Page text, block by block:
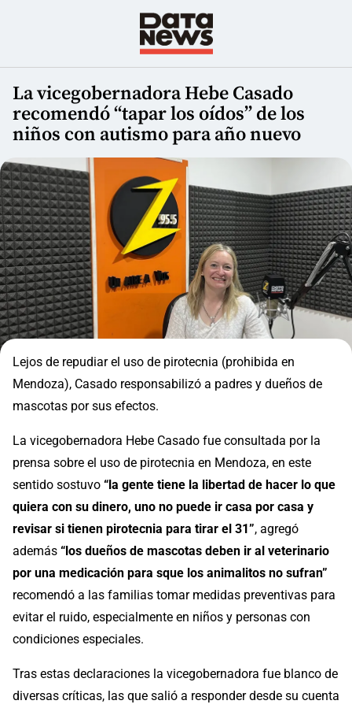
La vicegobernadora Hebe Casado
recomendó “tapar los oídos” de los
niños con autismo para año nuevo
Lejos de repudiar el uso de pirotecnia (prohibida en
Mendoza), Casado responsabilizó a padres y dueños de
mascotas por sus efectos.
La vicegobernadora Hebe Casado fue consultada por la
prensa sobre el uso de pirotecnia en Mendoza, en este
sentido sostuvo “la gente tiene la libertad de hacer lo que
quiera con su dinero, uno no puede ir casa por casa y
revisar si tienen pirotecnia para tirar el 31”, agregó
además “los dueños de mascotas deben ir al veterinario
por una medicación para sque los animalitos no sufran”
recomendó a las familias tomar medidas preventivas para
evitar el ruido, especialmente en niños y personas con
condiciones especiales.
Tras estas declaraciones la vicegobernadora fue blanco de
diversas críticas, las que salió a responder desde su cuenta